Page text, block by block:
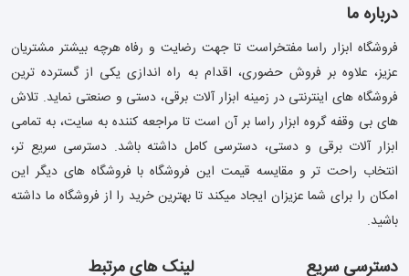
درباره ما
فروشگاه ابزار راسا مفتخراست تا جهت رضایت و رفاه هرچه بیشتر مشتریان
عزیز، علاوه بر فروش حضوری، اقدام به راه اندازی یکی از گسترده ترین
فروشگاه های اینترنتی در زمینه ابزار آلات برقی، دستی و صنعتی نماید. تلاش
های بی وقفه گروه ابزار راسا بر آن است تا مراجعه کننده به سایت، به تمامی
ابزار آلات برقی و دستی، دسترسی کامل داشته باشد. دسترسی سریع تر،
انتخاب راحت تر و مقایسه قیمت این فروشگاه با فروشگاه های دیگر این
امکان را برای شما عزیزان ایجاد میکند تا بهترین خرید را از فروشگاه ما داشته
باشید.
دسترسی سریع لینک های مرتبط